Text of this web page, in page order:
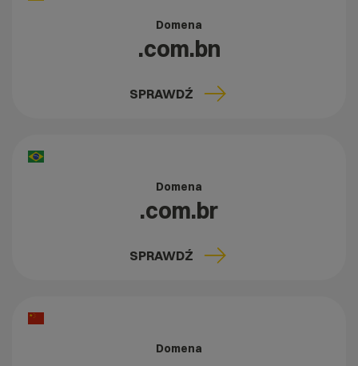
Domena
.com.bn
SPRAWDŹ
Domena
.com.br
SPRAWDŹ
Domena